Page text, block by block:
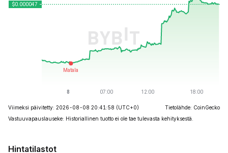
Viimeksi päivitetty: 2026-08-08 20:41:58 (UTC+0)
Tietolähde: CoinGecko
Vastuuvapauslauseke: Historiallinen tuotto ei ole tae tulevasta kehityksestä.
Hintatilastot